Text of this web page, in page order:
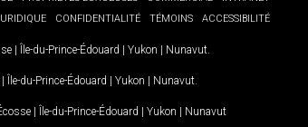
CONFIDENTIALITÉ TÉMOINS ACCESSIBILITÉ
| Île-du-Prince-Édouard | Yukon | Nunavut
| Île-du-Prince-Édouard | Yukon | Nunavut
| Île-du-Prince-Édouard | Yukon | Nunavut